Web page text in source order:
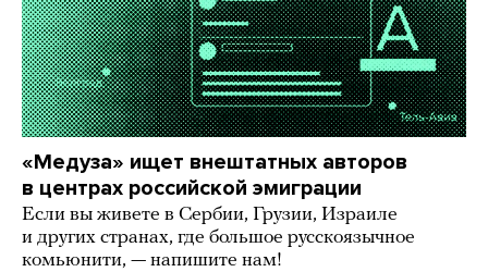
«Медуза» ищет внештатных авторов
в центрах российской эмиграции
Если вы живете в Сербии, Грузии, Израиле
и других странах, где большое русскоязычное
комьюнити, — напишите нам!